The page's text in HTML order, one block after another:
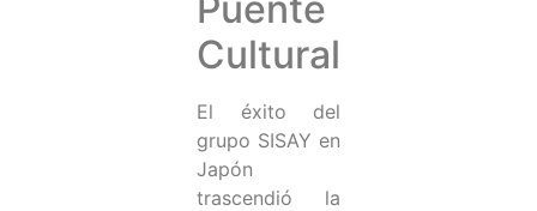
Cultural
El éxito del
grupo SISAY en
Japón
trascendió la